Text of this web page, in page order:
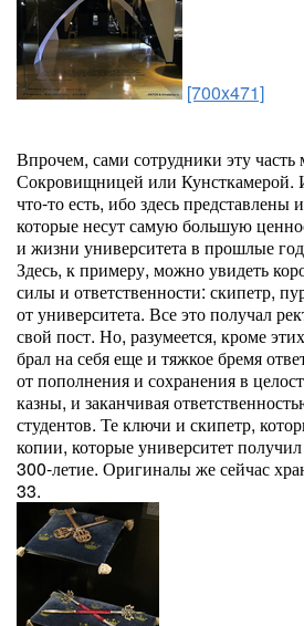
[700x471]
Впрочем, сами сотрудники эту часть
Сокровищницей или Кунсткамерой.
что-то есть, ибо здесь представлены
которые несут самую большую
и жизни университета в прошлые
Здесь, к примеру, можно увидеть
силы и ответственности: скипетр,
от университета. Все это получал
свой пост. Но, разумеется, кроме
брал на себя еще и тяжкое бремя
от пополнения и сохранения в
казны, и заканчивая
студентов. Те ключи и скипетр,
копии, которые университет
300-летие. Оригиналы же сейчас
33.